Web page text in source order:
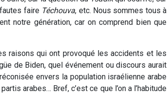
faire Téchouva, etc. Nous sommes tous à
notre génération, car on comprend bien que
raisons qui ont provoqué les accidents et les
de Biden, quel événement ou discours aurait
envers la population israélienne arabe
arabes… Bref, c’est ce que l’on a l’habitude